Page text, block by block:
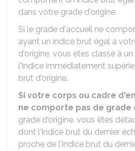
dans votre grade d'origine.
Si le grade d'accueil ne
ayant un indice brut égal à
d'origine, vous êtes classé à
l'indice immédiatement
brut d'origine.
Si votre corps ou cadre
ne comporte pas de grade
grade d'origine, vous êtes
dont l'indice brut du dernier
proche de l'indice brut du